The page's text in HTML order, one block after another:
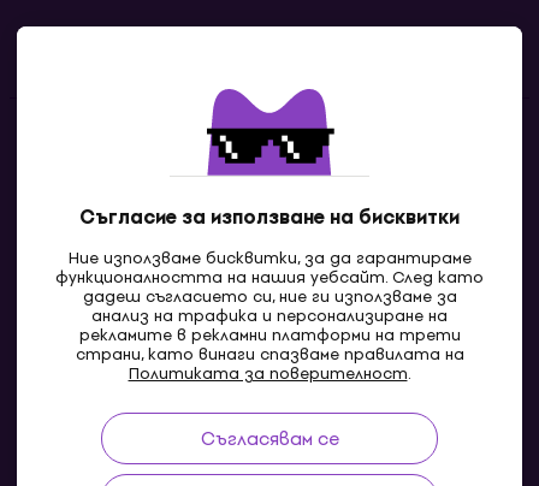
Съгласие за използване на бисквитки
Ние използваме бисквитки, за да гарантираме
функционалността на нашия уебсайт. След като
дадеш съгласието си, ние ги използваме за
анализ на трафика и персонализиране на
рекламите в рекламни платформи на трети
страни, като винаги спазваме правилата на
Политиката за поверителност.
Съгласявам се
Полезни линкове
Контакти
MK